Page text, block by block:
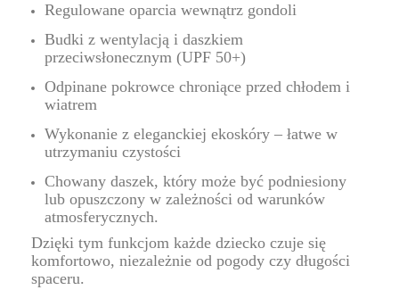
Regulowane oparcia wewnątrz gondoli
Budki z wentylacją i daszkiem
przeciwsłonecznym (UPF 50+)
Odpinane pokrowce chroniące przed chłodem i
wiatrem
Wykonanie z eleganckiej ekoskóry – łatwe w
utrzymaniu czystości
Chowany daszek, który może być podniesiony
lub opuszczony w zależności od warunków
atmosferycznych.
Dzięki tym funkcjom każde dziecko czuje się
komfortowo, niezależnie od pogody czy długości
spaceru.